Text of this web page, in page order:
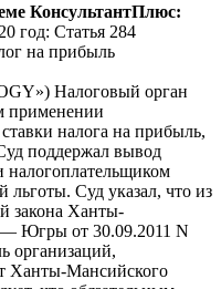
КонсультантПлюс:
год: Статья 284
на прибыль
Налоговый орган
применении
налога на прибыль,
поддержал вывод
налогоплательщиком
льготы. Суд указал, что из
закона Ханты-
— Югры от 30.09.2011 N
организаций,
Ханты-Мансийского